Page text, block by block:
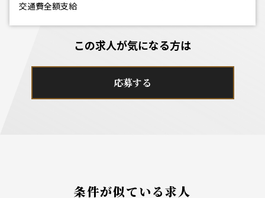
交通費全額支給
この求人が気になる方は
応募する
条件が似ている求人